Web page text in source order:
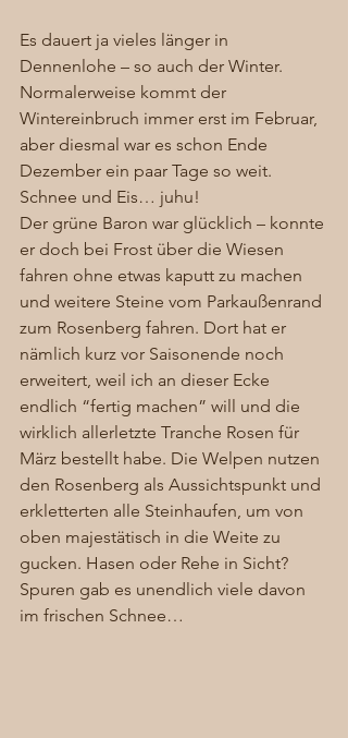
Es dauert ja vieles länger in
Dennenlohe – so auch der Winter.
Normalerweise kommt der
Wintereinbruch immer erst im Februar,
aber diesmal war es schon Ende
Dezember ein paar Tage so weit.
Schnee und Eis… juhu!
Der grüne Baron war glücklich – konnte
er doch bei Frost über die Wiesen
fahren ohne etwas kaputt zu machen
und weitere Steine vom Parkaußenrand
zum Rosenberg fahren. Dort hat er
nämlich kurz vor Saisonende noch
erweitert, weil ich an dieser Ecke
endlich “fertig machen” will und die
wirklich allerletzte Tranche Rosen für
März bestellt habe. Die Welpen nutzen
den Rosenberg als Aussichtspunkt und
erkletterten alle Steinhaufen, um von
oben majestätisch in die Weite zu
gucken. Hasen oder Rehe in Sicht?
Spuren gab es unendlich viele davon
im frischen Schnee…